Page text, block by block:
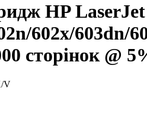
HP
602x/603dn/
сторінок @
V